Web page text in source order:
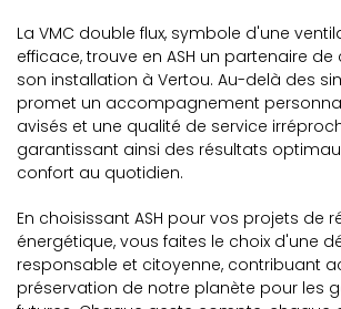
La VMC double flux, symbole d'une
efficace, trouve en ASH un partenaire
son installation à Vertou. Au-delà des
promet un accompagnement
avisés et une qualité de service
garantissant ainsi des résultats
confort au quotidien.
En choisissant ASH pour vos projets de
énergétique, vous faites le choix d'une
responsable et citoyenne, contribuant
préservation de notre planète pour les